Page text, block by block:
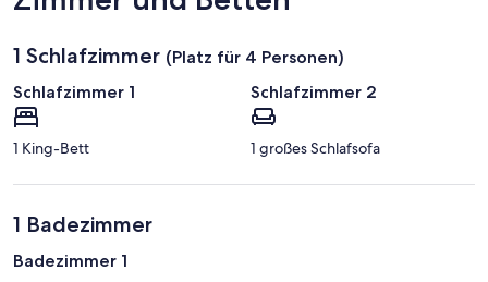
1 Schlafzimmer (Platz für 4 Personen)
Schlafzimmer 1
1 King-Bett
Schlafzimmer 2
1 großes Schlafsofa
1 Badezimmer
Badezimmer 1